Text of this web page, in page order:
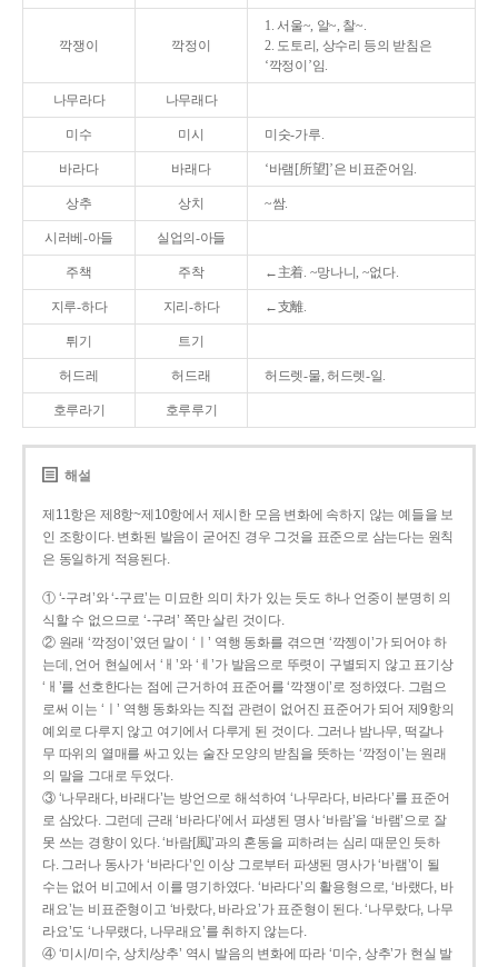
깍쟁이 깍정이
1. 서울~, 알~, 찰~.
2. 도토리, 상수리 등의 받침은
‘깍정이’임.
나무라다 나무래다
미수 미시 미숫-가루.
바라다 바래다 ‘바램[所望]’은 비표준어임.
상추 상치 ~쌈.
시러베-아들 실업의-아들
주책 주착 ←主着. ~망나니, ~없다.
지루-하다 지리-하다 ←支離.
튀기 트기
허드레 허드래 허드렛-물, 허드렛-일.
호루라기 호루루기
해설
제11항은 제8항~제10항에서 제시한 모음 변화에 속하지 않는 예들을 보
인 조항이다. 변화된 발음이 굳어진 경우 그것을 표준으로 삼는다는 원칙
은 동일하게 적용된다.
① ‘-구려’와 ‘-구료’는 미묘한 의미 차가 있는 듯도 하나 언중이 분명히 의
식할 수 없으므로 ‘-구려’ 쪽만 살린 것이다.
② 원래 ‘깍정이’였던 말이 ‘ㅣ’ 역행 동화를 겪으면 ‘깍젱이’가 되어야 하
는데, 언어 현실에서 ‘ㅐ’와 ‘ㅔ’가 발음으로 뚜렷이 구별되지 않고 표기상
‘ㅐ’를 선호한다는 점에 근거하여 표준어를 ‘깍쟁이’로 정하였다. 그럼으
로써 이는 ‘ㅣ’ 역행 동화와는 직접 관련이 없어진 표준어가 되어 제9항의
예외로 다루지 않고 여기에서 다루게 된 것이다. 그러나 밤나무, 떡갈나
무 따위의 열매를 싸고 있는 술잔 모양의 받침을 뜻하는 ‘깍정이’는 원래
의 말을 그대로 두었다.
③ ‘나무래다, 바래다’는 방언으로 해석하여 ‘나무라다, 바라다’를 표준어
로 삼았다. 그런데 근래 ‘바라다’에서 파생된 명사 ‘바람’을 ‘바램’으로 잘
못 쓰는 경향이 있다. ‘바람[風]’과의 혼동을 피하려는 심리 때문인 듯하
다. 그러나 동사가 ‘바라다’인 이상 그로부터 파생된 명사가 ‘바램’이 될
수는 없어 비고에서 이를 명기하였다. ‘바라다’의 활용형으로, ‘바랬다, 바
래요’는 비표준형이고 ‘바랐다, 바라요’가 표준형이 된다. ‘나무랐다, 나무
라요’도 ‘나무랬다, 나무래요’를 취하지 않는다.
④ ‘미시/미수, 상치/상추’ 역시 발음의 변화에 따라 ‘미수, 상추’가 현실 발